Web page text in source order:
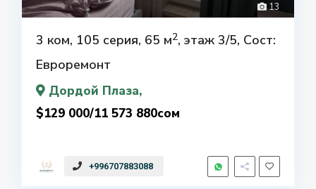
13
3 ком, 105 серия, 65 м2, этаж 3/5, Сост:
Евроремонт
Дордой Плаза,
$129 000/11 573 880сом
+996707883088